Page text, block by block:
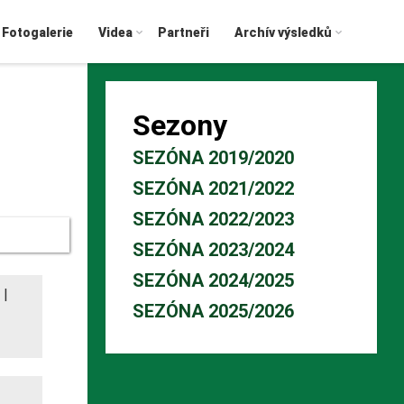
Fotogalerie Videa Partneři Archív výsledků
|
Sezony
SEZÓNA 2019/2020
SEZÓNA 2021/2022
SEZÓNA 2022/2023
SEZÓNA 2023/2024
SEZÓNA 2024/2025
SEZÓNA 2025/2026